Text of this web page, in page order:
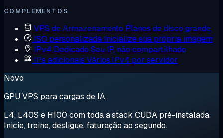
COMPLEMENTOS
VPS de Armazenamento Planos de disco grande
ISO personalizada Inicialize sua própria imagem
IPv4 Dedicado Seu IP, não compartilhado
IPs adicionais Vários IPv4 por servidor
Novo
GPU VPS para cargas de IA
L4, L40S e H100 com toda a stack CUDA pré-instalada.
Inicie, treine, desligue, faturação ao segundo.